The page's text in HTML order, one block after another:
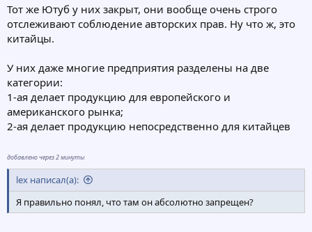
Тот же Ютуб у них закрыт, они вообще очень строго
отслеживают соблюдение авторских прав. Ну что ж, это
китайцы.
У них даже многие предприятия разделены на две
категории:
1-ая делает продукцию для европейского и
американского рынка;
2-ая делает продукцию непосредственно для китайцев
добавлено через 2 минуты
lex написал(а):
Я правильно понял, что там он абсолютно запрещен?